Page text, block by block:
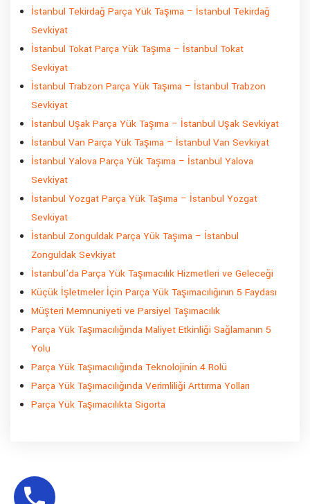
İstanbul Tekirdağ Parça Yük Taşıma – İstanbul Tekirdağ
Sevkiyat
İstanbul Tokat Parça Yük Taşıma – İstanbul Tokat
Sevkiyat
İstanbul Trabzon Parça Yük Taşıma – İstanbul Trabzon
Sevkiyat
İstanbul Uşak Parça Yük Taşıma – İstanbul Uşak Sevkiyat
İstanbul Van Parça Yük Taşıma – İstanbul Van Sevkiyat
İstanbul Yalova Parça Yük Taşıma – İstanbul Yalova
Sevkiyat
İstanbul Yozgat Parça Yük Taşıma – İstanbul Yozgat
Sevkiyat
İstanbul Zonguldak Parça Yük Taşıma – İstanbul
Zonguldak Sevkiyat
İstanbul’da Parça Yük Taşımacılık Hizmetleri ve Geleceği
Küçük İşletmeler İçin Parça Yük Taşımacılığının 5 Faydası
Müşteri Memnuniyeti ve Parsiyel Taşımacılık
Parça Yük Taşımacılığında Maliyet Etkinliği Sağlamanın 5
Yolu
Parça Yük Taşımacılığında Teknolojinin 4 Rolü
Parça Yük Taşımacılığında Verimliliği Arttırma Yolları
Parça Yük Taşımacılıkta Sigorta